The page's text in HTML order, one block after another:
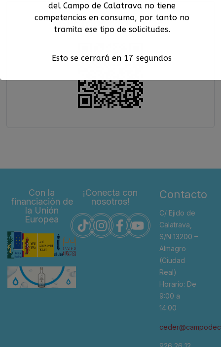
Guardar código Qr
Con la
financiación de
la Unión
Europea
¡Conecta con
nosotros!
Contacto
C/ Ejido de
Calatrava,
S/N 13200 –
Almagro
(Ciudad
Real)
Horario: De
9:00 a
14:00
del Campo de Calatrava no tiene
competencias en consumo, por tanto no
tramita ese tipo de solicitudes.
Esto se cerrará en 17 segundos